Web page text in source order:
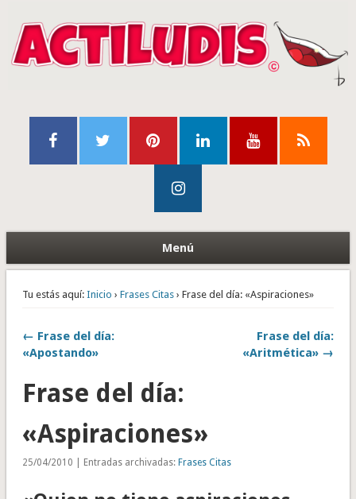
Menú
Tu estás aquí: Inicio › Frases Citas› Frase del día: «Aspiraciones»
← Frase del día:
«Apostando»
Frase del día:
«Aritmética» →
Frase del día:
«Aspiraciones»
25/04/2010 | Entradas archivadas: Frases Citas